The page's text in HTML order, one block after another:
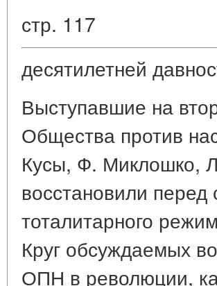
стр. 117
десятилетней
Выступавшие на
Общества против
Кусы, Ф. Миклошко,
восстановили
тоталитарного
Круг обсуждаемых
ОПН в революции,